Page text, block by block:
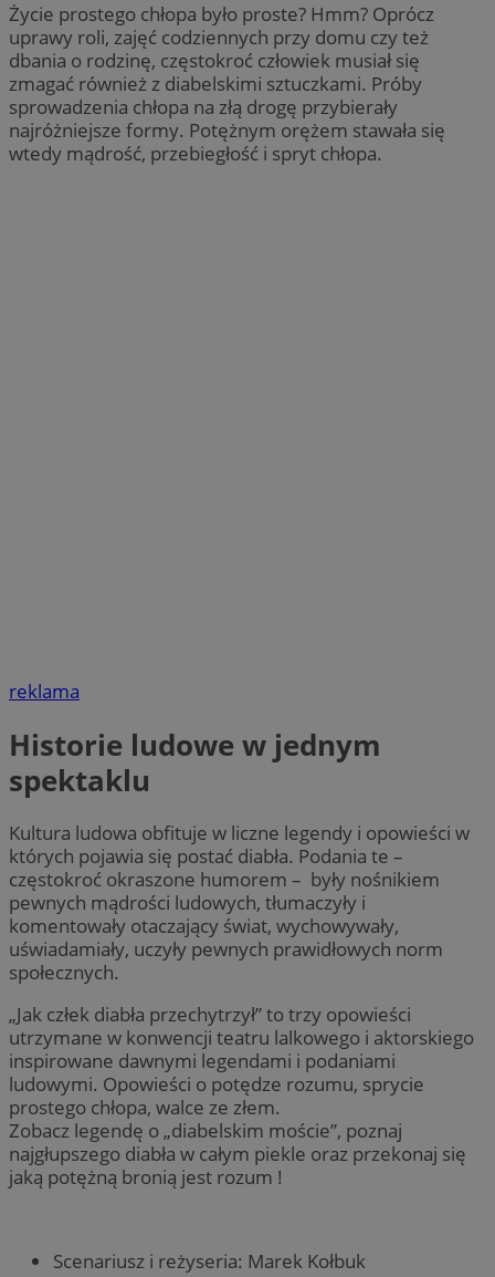
Życie prostego chłopa było proste? Hmm? Oprócz
uprawy roli, zajęć codziennych przy domu czy też
dbania o rodzinę, częstokroć człowiek musiał się
zmagać również z diabelskimi sztuczkami. Próby
sprowadzenia chłopa na złą drogę przybierały
najróżniejsze formy. Potężnym orężem stawała się
wtedy mądrość, przebiegłość i spryt chłopa.
reklama
Historie ludowe w jednym
spektaklu
Kultura ludowa obfituje w liczne legendy i opowieści w
których pojawia się postać diabła. Podania te –
częstokroć okraszone humorem – były nośnikiem
pewnych mądrości ludowych, tłumaczyły i
komentowały otaczający świat, wychowywały,
uświadamiały, uczyły pewnych prawidłowych norm
społecznych.
„Jak człek diabła przechytrzył” to trzy opowieści
utrzymane w konwencji teatru lalkowego i aktorskiego
inspirowane dawnymi legendami i podaniami
ludowymi. Opowieści o potędze rozumu, sprycie
prostego chłopa, walce ze złem.
Zobacz legendę o „diabelskim moście”, poznaj
najgłupszego diabła w całym piekle oraz przekonaj się
jaką potężną bronią jest rozum !
Scenariusz i reżyseria: Marek Kołbuk